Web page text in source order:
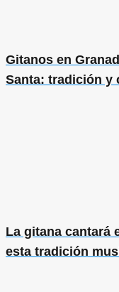
Gitanos en
Santa: tradición y
La gitana cantará
esta tradición